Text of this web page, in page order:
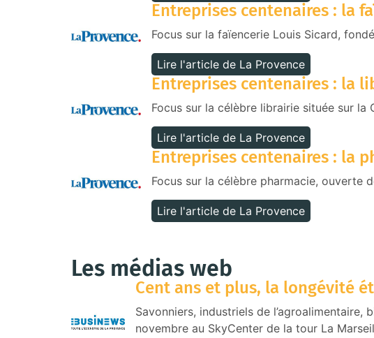
Entreprises centenaires : la
Focus sur la faïencerie Louis Sicard,
Lire l'article de La Provence
Entreprises centenaires : la
Focus sur la célèbre librairie située sur
Lire l'article de La Provence
Entreprises centenaires : la
Focus sur la célèbre pharmacie, ouverte
Lire l'article de La Provence
Les médias web
Cent ans et plus, la longévité
Savonniers, industriels de
novembre au SkyCenter de la tour La